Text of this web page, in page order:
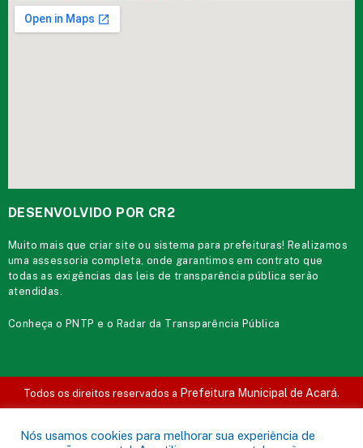
DESENVOLVIDO POR CR2
Muito mais quecriar site ou sistema para prefeituras! Realizamos
uma assessoria completa, onde garantimos em contrato que
todas as exigências das leis de transparência pública serão
atendidas.
Conheça oPNTP e o Radar da Transparência Pública
Todos os direitos reservados a Prefeitura Municipal de Acará.
Nós usamos cookies para melhorar sua experiência de